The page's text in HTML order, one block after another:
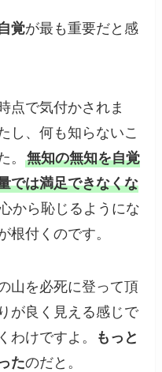
覚が最も重要だと感
点で気付かされま
し、何も知らないこ
。無知の無知を自覚
では満足できなくな
から恥じるようにな
根付くのです。
山を必死に登って頂
が良く見える感じで
わけですよ。
もっと
たのだと。